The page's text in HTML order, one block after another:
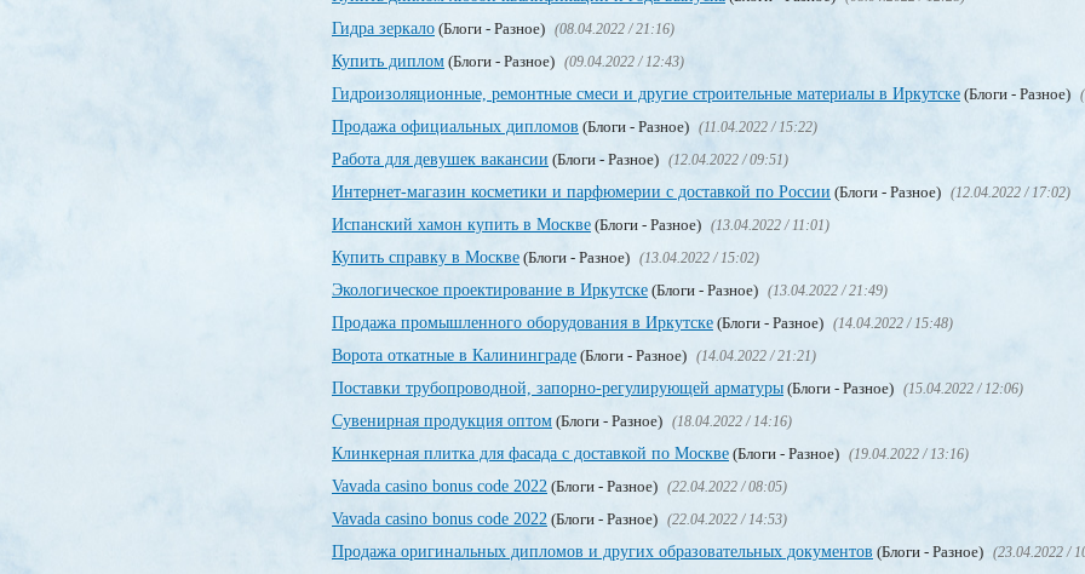
Гидра зеркало (Блоги - Разное) (08.04.2022 / 21:16)
Купить диплом (Блоги - Разное) (09.04.2022 / 12:43)
Гидроизоляционные, ремонтные смеси и другие строительные материалы в Иркутске (Блоги - Разное)
Продажа официальных дипломов (Блоги - Разное) (11.04.2022 / 15:22)
Работа для девушек вакансии (Блоги - Разное) (12.04.2022 / 09:51)
Интернет-магазин косметики и парфюмерии с доставкой по России (Блоги - Разное) (12.04.2022 / 17:02)
Испанский хамон купить в Москве (Блоги - Разное) (13.04.2022 / 11:01)
Купить справку в Москве (Блоги - Разное) (13.04.2022 / 15:02)
Экологическое проектирование в Иркутске (Блоги - Разное) (13.04.2022 / 21:49)
Продажа промышленного оборудования в Иркутске (Блоги - Разное) (14.04.2022 / 15:48)
Ворота откатные в Калининграде (Блоги - Разное) (14.04.2022 / 21:21)
Поставки трубопроводной, запорно-регулирующей арматуры (Блоги - Разное) (15.04.2022 / 12:06)
Сувенирная продукция оптом (Блоги - Разное) (18.04.2022 / 14:16)
Клинкерная плитка для фасада с доставкой по Москве (Блоги - Разное) (19.04.2022 / 13:16)
Vavada casino bonus code 2022 (Блоги - Разное) (22.04.2022 / 08:05)
Vavada casino bonus code 2022 (Блоги - Разное) (22.04.2022 / 14:53)
Продажа оригинальных дипломов и других образовательных документов (Блоги - Разное) (23.04.2022 /